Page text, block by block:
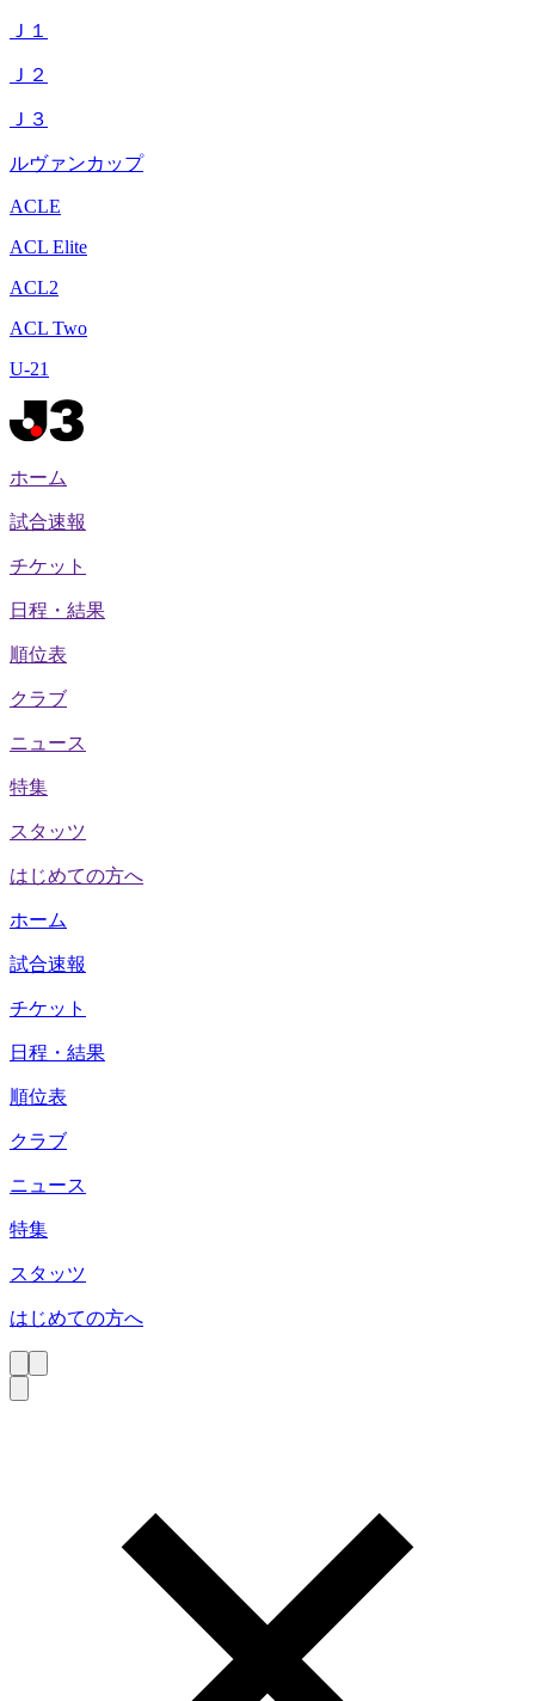
Ｊ１
Ｊ２
Ｊ３
ルヴァンカップ
ACLE
ACL Elite
ACL2
ACL Two
U-21
ホーム
試合速報
チケット
日程・結果
順位表
クラブ
ニュース
特集
スタッツ
はじめての方へ
ホーム
試合速報
チケット
日程・結果
順位表
クラブ
ニュース
特集
スタッツ
はじめての方へ